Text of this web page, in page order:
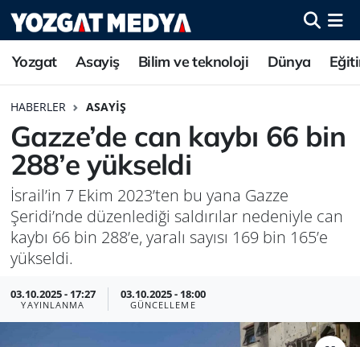
Yozgat Asayiş Bilim ve teknoloji Dünya
HABERLER ASAYIŞ
Gazze’de can kaybı 66 bin
288’e yükseldi
İsrail’in 7 Ekim 2023’ten bu yana Gazze
Şeridi’nde düzenlediği saldırılar nedeniyle can
kaybı 66 bin 288’e, yaralı sayısı 169 bin 165’e
yükseldi.
03.10.2025 - 17:27
YAYINLANMA
03.10.2025 - 18:00
GÜNCELLEME